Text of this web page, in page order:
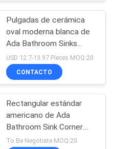
de
17
Pulgadas de cerámica
oval moderna blanca de
Ada Bathroom Sinks
Undermount Trough 15
USD 12.7-13.97 Pieces MOQ:20
CONTACTO
Rectangular estándar
americano de Ada
Bathroom Sink Corner
Commercial montado
To Be Negotiate MOQ:20